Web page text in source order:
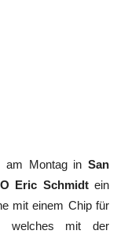
am Montag inSan
Eric Schmidt ein
mit einem Chip für
welches mit der